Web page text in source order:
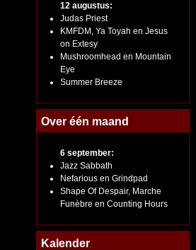
12 augustus:
Judas Priest
KMFDM, Ya Toyah en Jesus
on Extesy
Mushroomhead en Mountain
Eye
Summer Breeze
Over één maand
6 september:
Jazz Sabbath
Nefarious en Grindpad
Shape Of Despair, Marche
Funèbre en Counting Hours
Kalender